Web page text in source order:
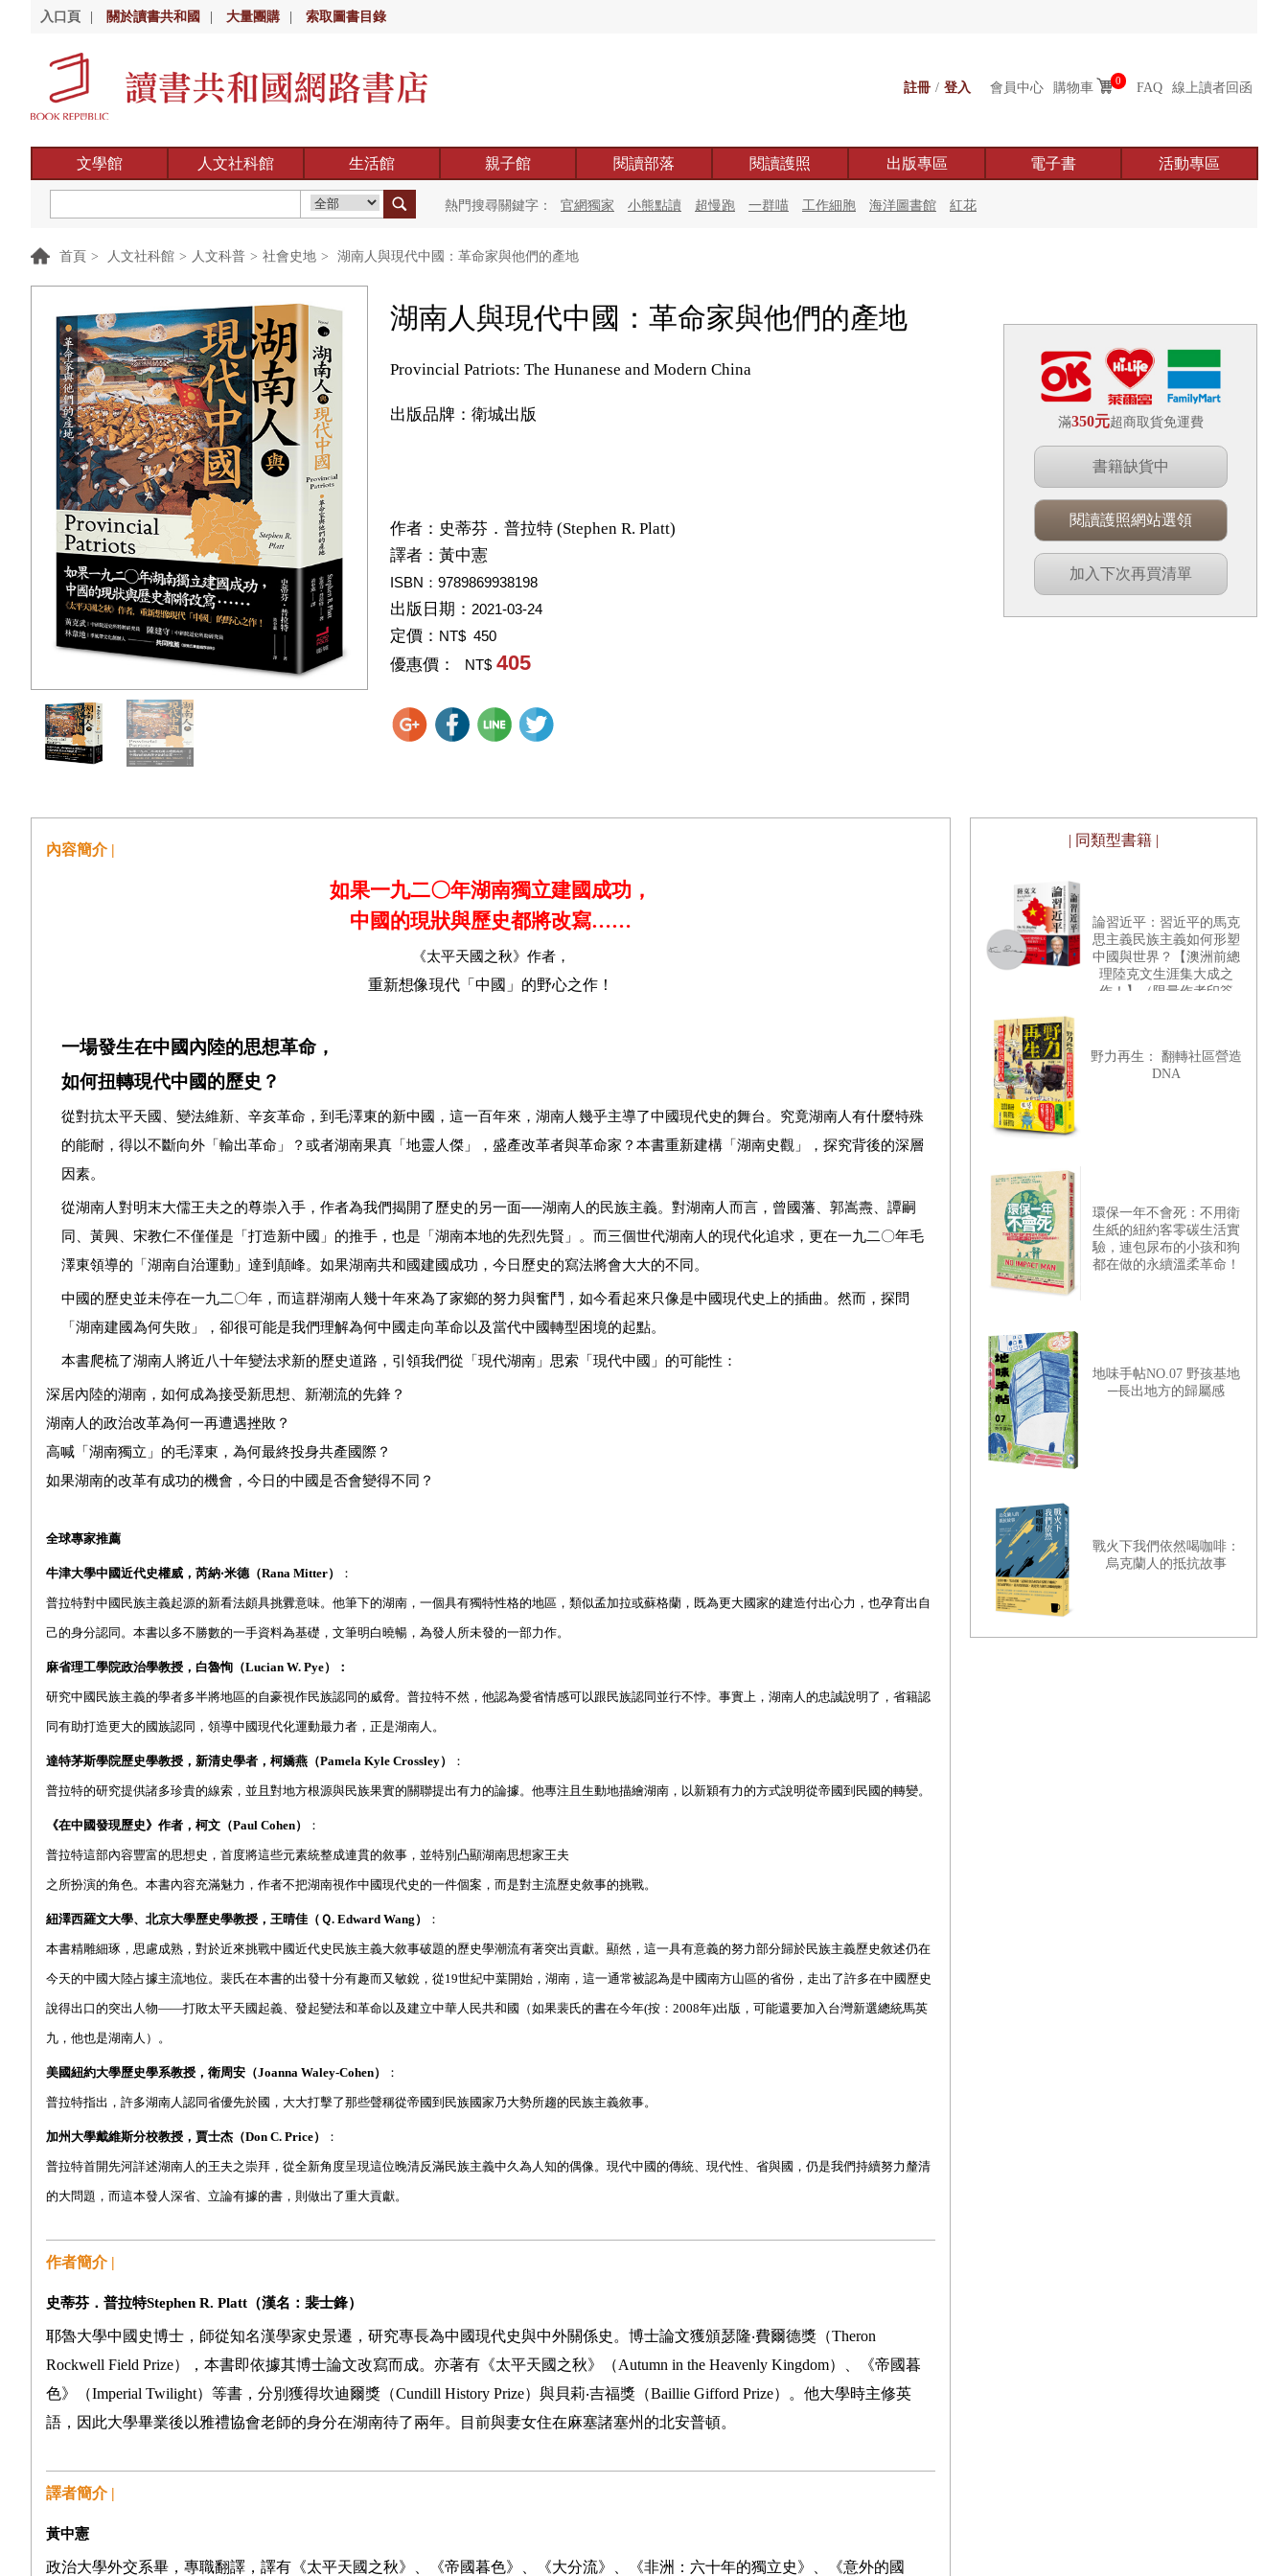
入口頁 關於讀書共和國 大量團購 索取圖書目錄
註冊 / 登入 會員中心 購物車 0 FAQ 線上讀者回函
文學館 人文社科館 生活館 親子館 閱讀部落 閱讀護照 出版專區 電子書 活動專區
熱門搜尋關鍵字： 官網獨家 小熊點讀 超慢跑 一群喵 工作細胞 海洋圖書館 紅花
首頁 > 人文社科館 > 人文科普 > 社會史地 > 湖南人與現代中國：革命家與他們的產地
湖南人與現代中國：革命家與他們的產地
Provincial Patriots: The Hunanese and Modern China
出版品牌：衛城出版
作者： 史蒂芬．普拉特 (Stephen R. Platt)
譯者： 黃中憲
ISBN：9789869938198
出版日期： 2021-03-24
定價： NT$ 450
優惠價： NT$ 405
滿350元超商取貨免運費
書籍缺貨中
閱讀護照網站選領
加入下次再買清單
內容簡介 |
如果一九二〇年湖南獨立建國成功，
中國的現狀與歷史都將改寫……
《太平天國之秋》作者，
重新想像現代「中國」的野心之作！
一場發生在中國內陸的思想革命，
如何扭轉現代中國的歷史？
從對抗太平天國、變法維新、辛亥革命，到毛澤東的新中國，這一百年來，湖南人幾乎主導了中國現代史的舞台。究竟湖南人有什麼特殊
的能耐，得以不斷向外「輸出革命」？或者湖南果真「地靈人傑」，盛產改革者與革命家？本書重新建構「湖南史觀」，探究背後的深層
因素。
從湖南人對明末大儒王夫之的尊崇入手，作者為我們揭開了歷史的另一面──湖南人的民族主義。對湖南人而言，曾國藩、郭嵩燾、譚嗣
同、黃興、宋教仁不僅僅是「打造新中國」的推手，也是「湖南本地的先烈先賢」。而三個世代湖南人的現代化追求，更在一九二〇年毛
澤東領導的「湖南自治運動」達到顛峰。如果湖南共和國建國成功，今日歷史的寫法將會大大的不同。
中國的歷史並未停在一九二〇年，而這群湖南人幾十年來為了家鄉的努力與奮鬥，如今看起來只像是中國現代史上的插曲。然而，探問
「湖南建國為何失敗」，卻很可能是我們理解為何中國走向革命以及當代中國轉型困境的起點。
本書爬梳了湖南人將近八十年變法求新的歷史道路，引領我們從「現代湖南」思索「現代中國」的可能性：
深居內陸的湖南，如何成為接受新思想、新潮流的先鋒？
湖南人的政治改革為何一再遭遇挫敗？
高喊「湖南獨立」的毛澤東，為何最終投身共產國際？
如果湖南的改革有成功的機會，今日的中國是否會變得不同？
全球專家推薦
牛津大學中國近代史權威，芮納‧米德（Rana Mitter） ：
普拉特對中國民族主義起源的新看法頗具挑釁意味。他筆下的湖南，一個具有獨特性格的地區，類似孟加拉或蘇格蘭，既為更大國家的建造付出心力，也孕育出自
己的身分認同。本書以多不勝數的一手資料為基礎，文筆明白曉暢，為發人所未發的一部力作。
麻省理工學院政治學教授，白魯恂（Lucian W. Pye）：
研究中國民族主義的學者多半將地區的自豪視作民族認同的威脅。普拉特不然，他認為愛省情感可以跟民族認同並行不悖。事實上，湖南人的忠誠說明了，省籍認
同有助打造更大的國族認同，領導中國現代化運動最力者，正是湖南人。
達特茅斯學院歷史學教授，新清史學者，柯嬌燕（Pamela Kyle Crossley） ：
普拉特的研究提供諸多珍貴的線索，並且對地方根源與民族果實的關聯提出有力的論據。他專注且生動地描繪湖南，以新穎有力的方式說明從帝國到民國的轉變。
《在中國發現歷史》作者，柯文（Paul Cohen） ：
普拉特這部內容豐富的思想史，首度將這些元素統整成連貫的敘事，並特別凸顯湖南思想家王夫
之所扮演的角色。本書內容充滿魅力，作者不把湖南視作中國現代史的一件個案，而是對主流歷史敘事的挑戰。
紐澤西羅文大學、北京大學歷史學教授，王晴佳（Ｑ. Edward Wang ） ：
本書精雕細琢，思慮成熟，對於近來挑戰中國近代史民族主義大敘事破題的歷史學潮流有著突出貢獻。顯然，這一具有意義的努力部分歸於民族主義歷史敘述仍在
今天的中國大陸占據主流地位。裴氏在本書的出發十分有趣而又敏銳，從19世紀中葉開始，湖南，這一通常被認為是中國南方山區的省份，走出了許多在中國歷史
說得出口的突出人物——打敗太平天國起義、發起變法和革命以及建立中華人民共和國（如果裴氏的書在今年(按： 2008年)出版，可能還要加入台灣新選總統馬英
九，他也是湖南人）。
美國紐約大學歷史學系教授，衛周安（Joanna Waley-Cohen） ：
普拉特指出，許多湖南人認同省優先於國，大大打擊了那些聲稱從帝國到民族國家乃大勢所趨的民族主義敘事。
加州大學戴維斯分校教授，賈士杰（Don C. Price） ：
普拉特首開先河詳述湖南人的王夫之崇拜，從全新角度呈現這位晚清反滿民族主義中久為人知的偶像。現代中國的傳統、現代性、省與國，仍是我們持續努力釐清
的大問題，而這本發人深省、立論有據的書，則做出了重大貢獻。
作者簡介 |
史蒂芬．普拉特Stephen R. Platt （漢名：裴士鋒）
耶魯大學中國史博士，師從知名漢學家史景遷，研究專長為中國現代史與中外關係史。博士論文獲頒瑟隆‧費爾德獎（Theron
Rockwell Field Prize），本書即依據其博士論文改寫而成。亦著有《太平天國之秋》（Autumn in the Heavenly Kingdom）、《帝國暮
色》（Imperial Twilight）等書，分別獲得坎迪爾獎（Cundill History Prize）與貝莉‧吉福獎（Baillie Gifford Prize）。他大學時主修英
語，因此大學畢業後以雅禮協會老師的身分在湖南待了兩年。目前與妻女住在麻塞諸塞州的北安普頓。
譯者簡介 |
黃中憲
政治大學外交系畢，專職翻譯，譯有《太平天國之秋》、《帝國暮色》、《大分流》、《非洲：六十年的獨立史》、《意外的國
| 同類型書籍 |
論習近平：習近平的馬克
思主義民族主義如何形塑
中國與世界？【澳洲前總
理陸克文生涯集大成之
作！】（限量作者印簽
野力再生： 翻轉社區營造
DNA
環保一年不會死：不用衛
生紙的紐約客零碳生活實
驗，連包尿布的小孩和狗
都在做的永續溫柔革命！
地味手帖NO.07 野孩基地
─長出地方的歸屬感
戰火下我們依然喝咖啡：
烏克蘭人的抵抗故事